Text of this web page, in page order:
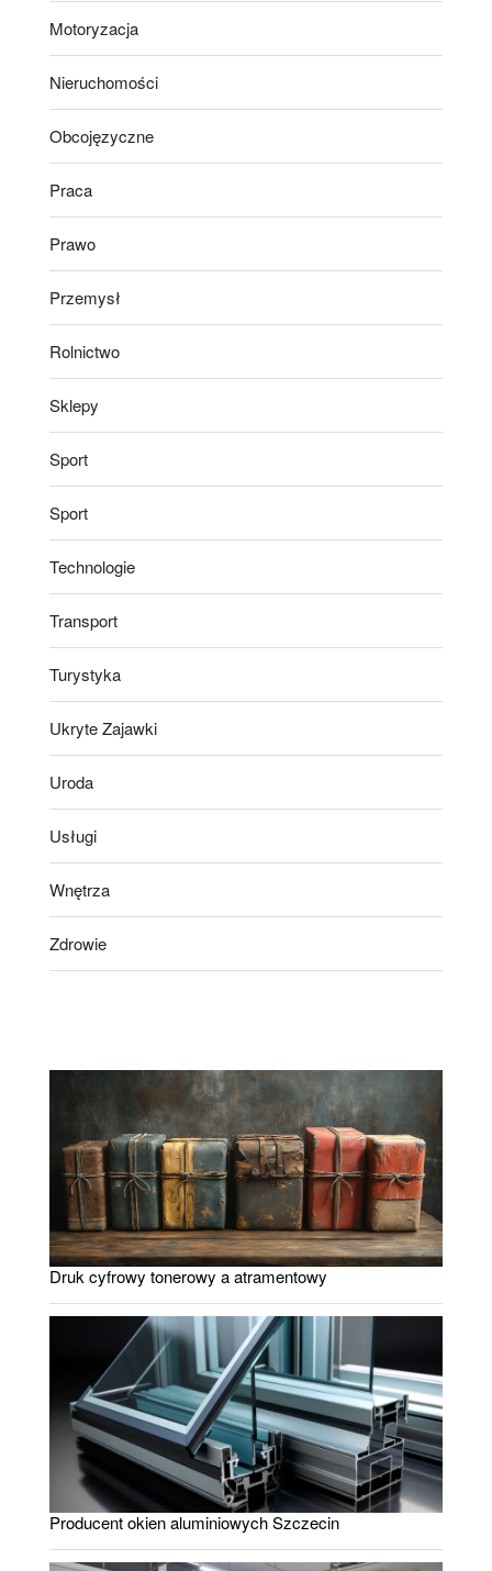
Motoryzacja
Nieruchomości
Obcojęzyczne
Praca
Prawo
Przemysł
Rolnictwo
Sklepy
Sport
Sport
Technologie
Transport
Turystyka
Ukryte Zajawki
Uroda
Usługi
Wnętrza
Zdrowie
Druk cyfrowy tonerowy a atramentowy
Producent okien aluminiowych Szczecin